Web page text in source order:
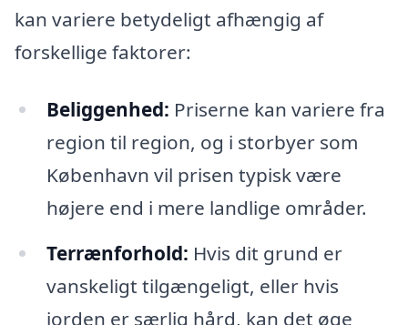
kan variere betydeligt afhængig af
forskellige faktorer:
Beliggenhed: Priserne kan variere fra
region til region, og i storbyer som
København vil prisen typisk være
højere end i mere landlige områder.
Terrænforhold: Hvis dit grund er
vanskeligt tilgængeligt, eller hvis
jorden er særlig hård, kan det øge